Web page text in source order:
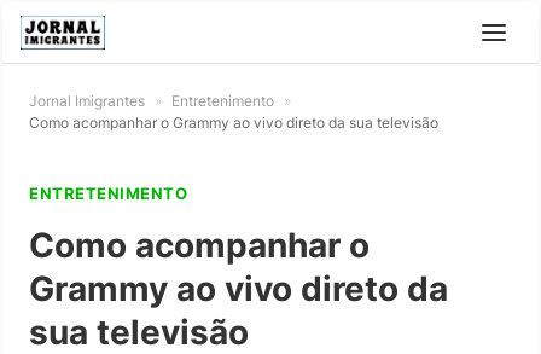
Jornal Imigrantes » Entretenimento »
Como acompanhar o Grammy ao vivo direto da sua televisão
ENTRETENIMENTO
Como acompanhar o
Grammy ao vivo direto da
sua televisão